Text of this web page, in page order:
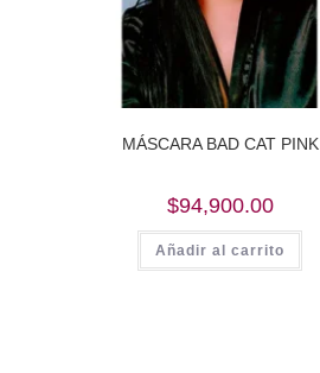
MÁSCARA BAD CAT PINK
$94,900.00
Añadir al carrito